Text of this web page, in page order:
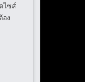
ไซส์
อง